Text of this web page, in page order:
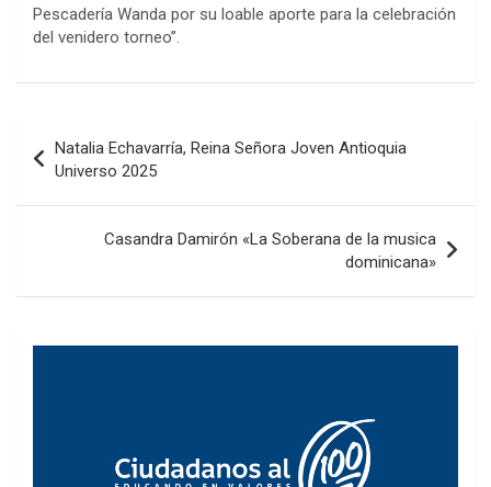
Pescadería Wanda por su loable aporte para la celebración
del venidero torneo”.
de
entradas
Natalia Echavarría, Reina Señora Joven Antioquia
Universo 2025
Casandra Damirón «La Soberana de la musica
dominicana»